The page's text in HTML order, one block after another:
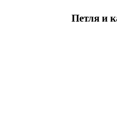
Петля и